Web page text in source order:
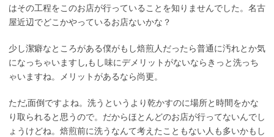
はその工程をこのお店が行っていることを知りませんでした。名古
屋近辺でどこかやっているお店ないかな？
少し潔癖なところがある僕がもし焙煎人だったら普通に汚れとか気
になっちゃいますし,もし味にデメリットがないならきっと洗っち
ゃいますね。メリットがあるなら尚更。
ただ,面倒ですよね。洗うというより乾かすのに場所と時間をかな
り取られると思うので。だからほとんどのお店が行ってないんでし
ょうけどね。焙煎前に洗うなんて考えたこともない人も多いかもし